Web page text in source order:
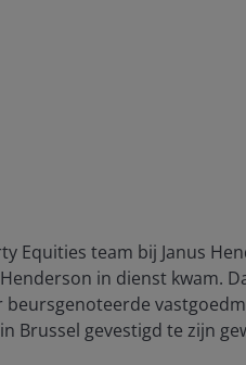
Equities team bij Janus
in dienst kwam.
beursgenoteerde
Brussel gevestigd te zijn